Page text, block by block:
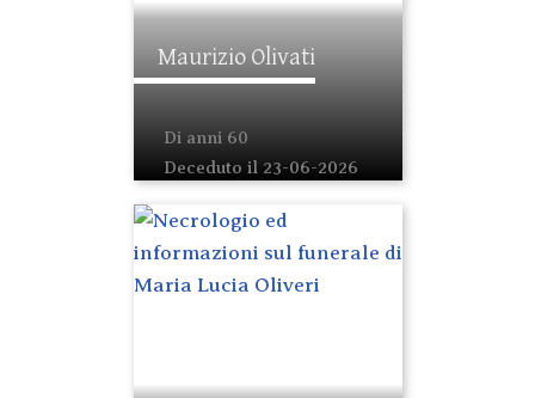
Maurizio Olivati
Di anni 60
Deceduto il 23-06-2026